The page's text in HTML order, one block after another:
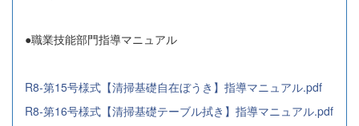
●職業技能部門指導マニュアル
R8-第15号様式【清掃基礎自在ぼうき】指導マニュアル.pdf
R8-第16号様式【清掃基礎テーブル拭き】指導マニュアル.pdf